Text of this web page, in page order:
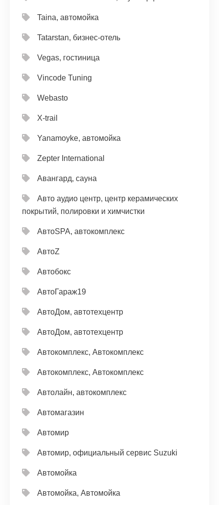
Taina, автомойка
Tatarstan, бизнес-отель
Vegas, гостиница
Vincode Tuning
Webasto
X-trail
Yanamoyke, автомойка
Zepter International
Авангард, сауна
Авто аудио центр, центр керамических
покрытий, полировки и химчистки
АвтоSPA, автокомплекс
АвтоZ
Автобокс
АвтоГараж19
АвтоДом, автотехцентр
АвтоДом, автотехцентр
Автокомплекс, Автокомплекс
Автокомплекс, Автокомплекс
Автолайн, автокомплекс
Автомагазин
Автомир
Автомир, официальный сервис Suzuki
Автомойка
Автомойка, Автомойка